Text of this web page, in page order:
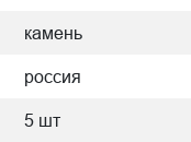
камень
россия
5 шт